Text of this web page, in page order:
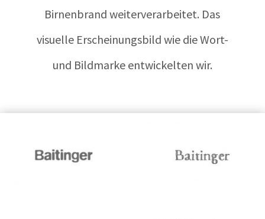
Birnenbrand weiterverarbeitet. Das
visuelle Erscheinungsbild wie die Wort-
und Bildmarke entwickelten wir.